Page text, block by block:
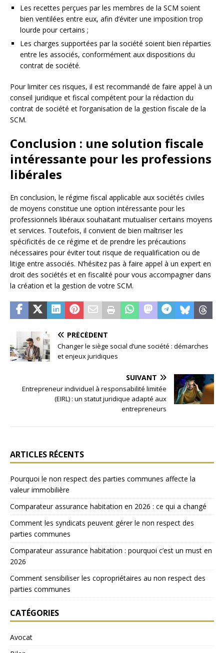
Les recettes perçues par les membres de la SCM soient
bien ventilées entre eux, afin d’éviter une imposition trop
lourde pour certains ;
Les charges supportées par la société soient bien réparties
entre les associés, conformément aux dispositions du
contrat de société.
Pour limiter ces risques, il est recommandé de faire appel à un
conseil juridique et fiscal compétent pour la rédaction du
contrat de société et l’organisation de la gestion fiscale de la
SCM.
Conclusion : une solution fiscale
intéressante pour les professions
libérales
En conclusion, le régime fiscal applicable aux sociétés civiles
de moyens constitue une option intéressante pour les
professionnels libéraux souhaitant mutualiser certains moyens
et services. Toutefois, il convient de bien maîtriser les
spécificités de ce régime et de prendre les précautions
nécessaires pour éviter tout risque de requalification ou de
litige entre associés. N’hésitez pas à faire appel à un expert en
droit des sociétés et en fiscalité pour vous accompagner dans
la création et la gestion de votre SCM.
PRÉCÉDENT
Changer le siège social d’une société : démarches
et enjeux juridiques
SUIVANT
Entrepreneur individuel à responsabilité limitée
(EIRL) : un statut juridique adapté aux
entrepreneurs
ARTICLES RÉCENTS
Pourquoi le non respect des parties communes affecte la
valeur immobilière
Comparateur assurance habitation en 2026 : ce qui a changé
Comment les syndicats peuvent gérer le non respect des
parties communes
Comparateur assurance habitation : pourquoi c’est un must en
2026
Comment sensibiliser les copropriétaires au non respect des
parties communes
CATÉGORIES
Avocat